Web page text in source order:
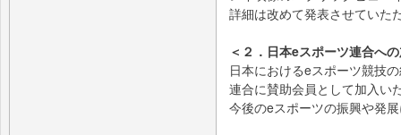
詳細は改めて発表させていた
＜２．日本eスポーツ連合へ
日本におけるeスポーツ競技
連合に賛助会員として加入い
今後のeスポーツの振興や発